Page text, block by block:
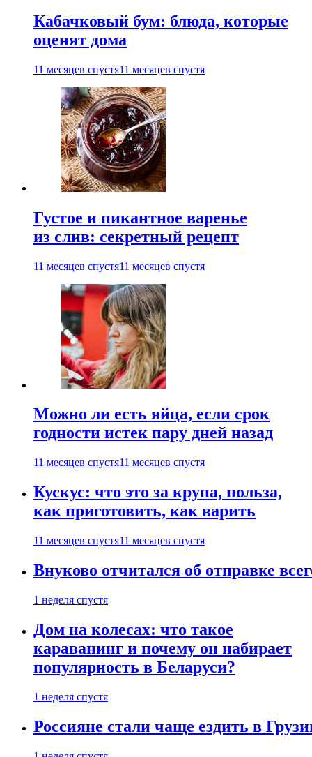
Кабачковый бум: блюда, которые
оценят дома
11 месяцев спустя11 месяцев спустя
Густое и пикантное варенье
из слив: секретный рецепт
11 месяцев спустя11 месяцев спустя
Можно ли есть яйца, если срок
годности истек пару дней назад
11 месяцев спустя11 месяцев спустя
Кускус: что это за крупа, польза,
как приготовить, как варить
11 месяцев спустя11 месяцев спустя
Внуково отчитался об отправке
1 неделя спустя
Дом на колесах: что такое
караванинг и почему он набирает
популярность в Беларуси?
1 неделя спустя
Россияне стали чаще ездить в